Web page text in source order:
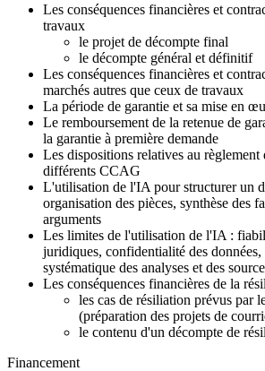
Les conséquences financières et
travaux
le projet de décompte final
le décompte général et définitif
Les conséquences financières et
marchés autres que ceux de travaux
La période de garantie et sa mise en
Le remboursement de la retenue de
la garantie à première demande
Les dispositions relatives au règlement
différents CCAG
L'utilisation de l'IA pour structurer un
organisation des pièces, synthèse des
arguments
Les limites de l'utilisation de l'IA :
juridiques, confidentialité des
systématique des analyses et des
Les conséquences financières de la
les cas de résiliation prévus par
(préparation des projets de
le contenu d'un décompte de
Financement